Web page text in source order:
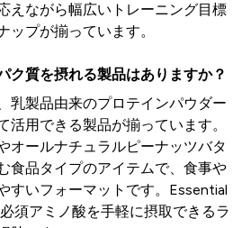
えながら幅広いトレーニング目標
ップが揃っています。
ク質を摂れる製品はありますか？
乳製品由来のプロテインパウダー
活用できる製品が揃っています。
オールナチュラルピーナッツバタ
食品タイプのアイテムで、食事や
すいフォーマットです。Essential
須アミノ酸を手軽に摂取できるラ